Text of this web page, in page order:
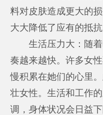
料对皮肤造成更大的
大大降低了应有的抵
生活压力大：随着
奏越来越快。许多女
慢积累在她们的心里
壮女性。生活和工作
调，身体状况会日益